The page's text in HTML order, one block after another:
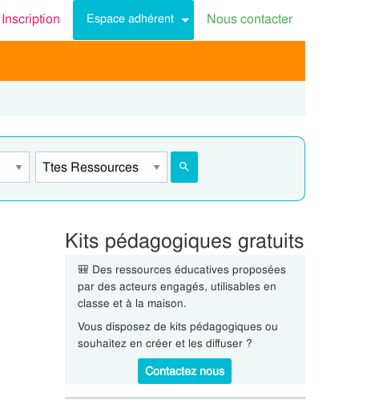
Inscription Espace adhérent Nous contacter
Kits pédagogiques gratuits
🎒 Des ressources éducatives proposées
par des acteurs engagés, utilisables en
classe et à la maison.
Vous disposez de kits pédagogiques ou
souhaitez en créer et les diffuser ?
Contactez nous